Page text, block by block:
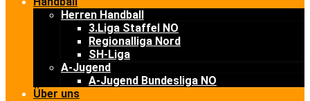
Herren Handball
3.Liga Staffel NO
Regionalliga Nord
SH-Liga
A-Jugend
A-Jugend Bundesliga NO
Über uns